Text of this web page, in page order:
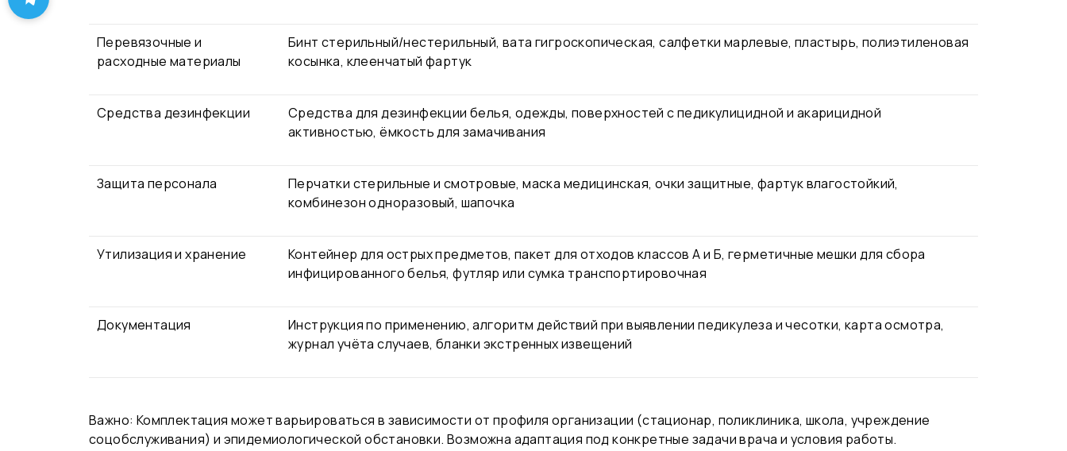
Перевязочные и
расходные материалы
Бинт стерильный/нестерильный, вата гигроскопическая, салфетки марлевые, пластырь, полиэтиленовая
косынка, клеенчатый фартук
Средства дезинфекции
Средства для дезинфекции белья, одежды, поверхностей с педикулицидной и акарицидной
активностью, ёмкость для замачивания
Защита персонала
Перчатки стерильные и смотровые, маска медицинская, очки защитные, фартук влагостойкий,
комбинезон одноразовый, шапочка
Утилизация и хранение
Контейнер для острых предметов, пакет для отходов классов А и Б, герметичные мешки для сбора
инфицированного белья, футляр или сумка транспортировочная
Документация
Инструкция по применению, алгоритм действий при выявлении педикулеза и чесотки, карта осмотра,
журнал учёта случаев, бланки экстренных извещений
Важно: Комплектация может варьироваться в зависимости от профиля организации (стационар, поликлиника, школа, учреждение
соцобслуживания) и эпидемиологической обстановки. Возможна адаптация под конкретные задачи врача и условия работы.